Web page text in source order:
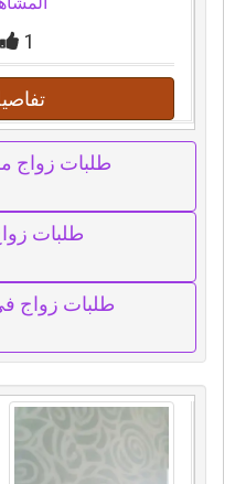
1
طلبات زواج
طلبات
طلبات زواج